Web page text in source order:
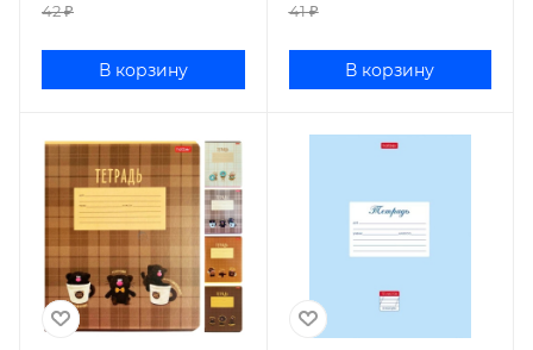
42₽
В корзину
41₽
В корзину